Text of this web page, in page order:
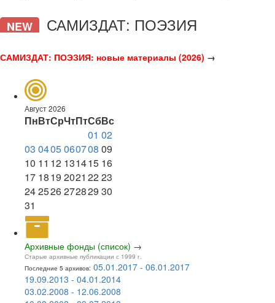
NEW САМИЗДАТ: ПОЭЗИЯ
САМИЗДАТ: ПОЭЗИЯ: новые материалы (2026) →
Август 2026
ПнВтСрЧтПтСбВс
01 02
03 0405060708 09
10 11 12 131415 16
17 1819 2021 2223
242526272829 30
31
Архивные фонды (список) →
Старые архивные публикации с 1999 г.
Последние 5 архивов: 05.01.2017 - 06.01.2017
19.09.2013 - 04.01.2014
03.02.2008 - 12.06.2008